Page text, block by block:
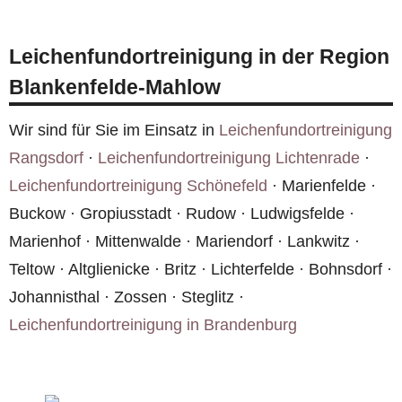
Leichenfundortreinigung erkennbar ist.
Unbeschriftete Fahrzeuge, neutrale Kleidung und
diskrete Anlieferung gehören zu unserem
Standard.
Leichenfundortreinigung in der Region
Blankenfelde-Mahlow
Wir sind für Sie im Einsatz in Leichenfundortreinigung
Rangsdorf · Leichenfundortreinigung Lichtenrade ·
Leichenfundortreinigung Schönefeld · Marienfelde ·
Buckow · Gropiusstadt · Rudow · Ludwigsfelde ·
Marienhof · Mittenwalde · Mariendorf · Lankwitz ·
Teltow · Altglienicke · Britz · Lichterfelde · Bohnsdorf ·
Johannisthal · Zossen · Steglitz ·
Leichenfundortreinigung in Brandenburg